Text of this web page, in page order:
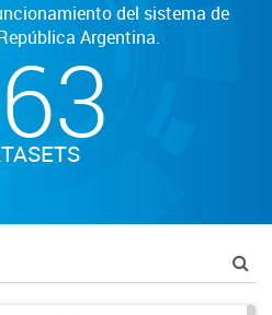
del sistema de
Argentina.